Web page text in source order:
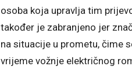
osoba koja upravlja tim
također je zabranjeno jer
na situacije u prometu, čime
vrijeme vožnje električnog